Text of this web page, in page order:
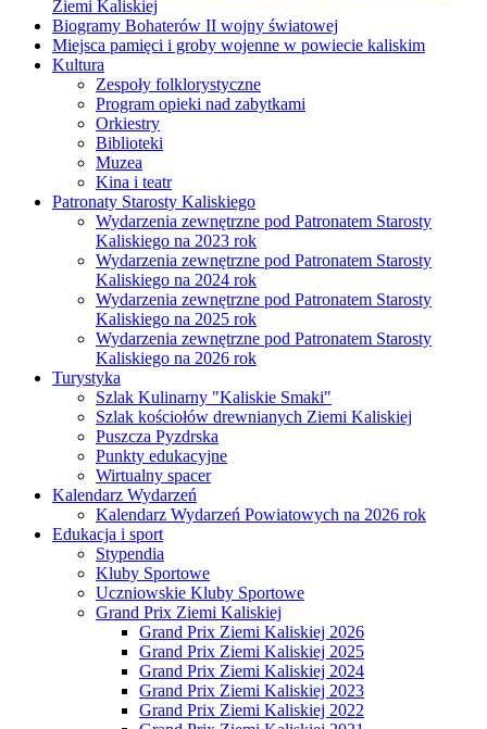
Ziemi Kaliskiej
Biogramy Bohaterów II wojny światowej
Miejsca pamięci i groby wojenne w powiecie kaliskim
Kultura
Zespoły folklorystyczne
Program opieki nad zabytkami
Orkiestry
Biblioteki
Muzea
Kina i teatr
Patronaty Starosty Kaliskiego
Wydarzenia zewnętrzne pod Patronatem Starosty
Kaliskiego na 2023 rok
Wydarzenia zewnętrzne pod Patronatem Starosty
Kaliskiego na 2024 rok
Wydarzenia zewnętrzne pod Patronatem Starosty
Kaliskiego na 2025 rok
Wydarzenia zewnętrzne pod Patronatem Starosty
Kaliskiego na 2026 rok
Turystyka
Szlak Kulinarny "Kaliskie Smaki"
Szlak kościołów drewnianych Ziemi Kaliskiej
Puszcza Pyzdrska
Punkty edukacyjne
Wirtualny spacer
Kalendarz Wydarzeń
Kalendarz Wydarzeń Powiatowych na 2026 rok
Edukacja i sport
Stypendia
Kluby Sportowe
Uczniowskie Kluby Sportowe
Grand Prix Ziemi Kaliskiej
Grand Prix Ziemi Kaliskiej 2026
Grand Prix Ziemi Kaliskiej 2025
Grand Prix Ziemi Kaliskiej 2024
Grand Prix Ziemi Kaliskiej 2023
Grand Prix Ziemi Kaliskiej 2022